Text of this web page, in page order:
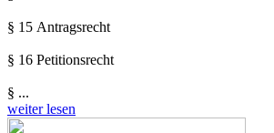
§ 15 Antragsrecht
§ 16 Petitionsrecht
§ ...
weiter lesen